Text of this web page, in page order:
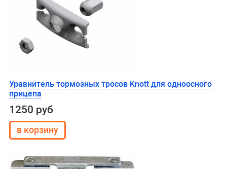
Уравнитель тормозных тросов Knott для одноосного
прицепа
1250 руб